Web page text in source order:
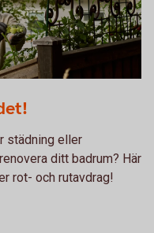
städning eller
ditt badrum? Här
rot- och rutavdrag!